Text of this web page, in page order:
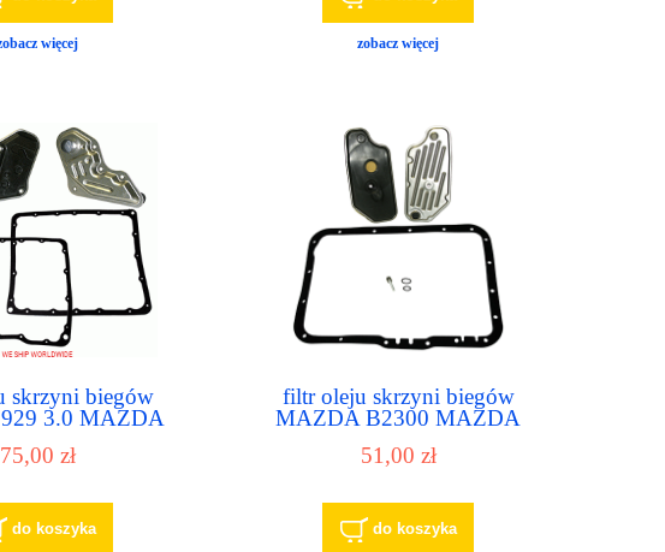
więcej zobacz więcej
skrzyni biegów
3.0 MAZDA
75,00 zł
do koszyka
filtr oleju skrzyni biegów
MAZDA B2300 MAZDA
MAZDA B4000 MAZDA
51,00 zł
do koszyka